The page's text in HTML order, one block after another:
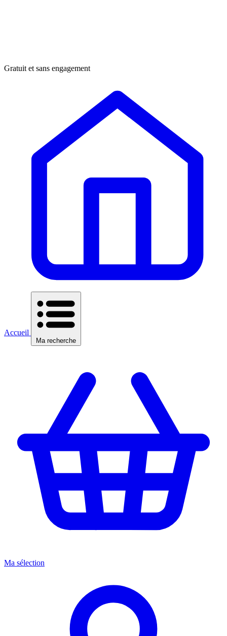
Gratuit et sans engagement
Accueil
Ma recherche
Ma sélection